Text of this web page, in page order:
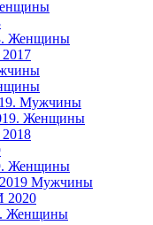
Женщины
Мужчины
Женщины
Женщины
2019 Мужчины
2020
Женщины